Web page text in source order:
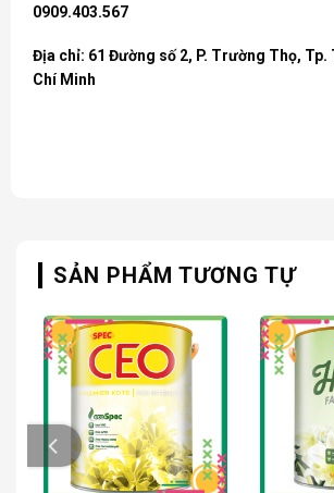
0909.403.567
Địa chỉ: 61 Đường số 2, P. Trường Thọ, Tp.
Chí Minh
SẢN PHẨM TƯƠNG TỰ